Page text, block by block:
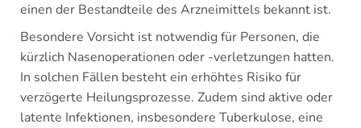
einen der Bestandteile des Arzneimittels bekannt ist.
Besondere Vorsicht ist notwendig für Personen, die
kürzlich Nasenoperationen oder -verletzungen hatten.
In solchen Fällen besteht ein erhöhtes Risiko für
verzögerte Heilungsprozesse. Zudem sind aktive oder
latente Infektionen, insbesondere Tuberkulose, eine